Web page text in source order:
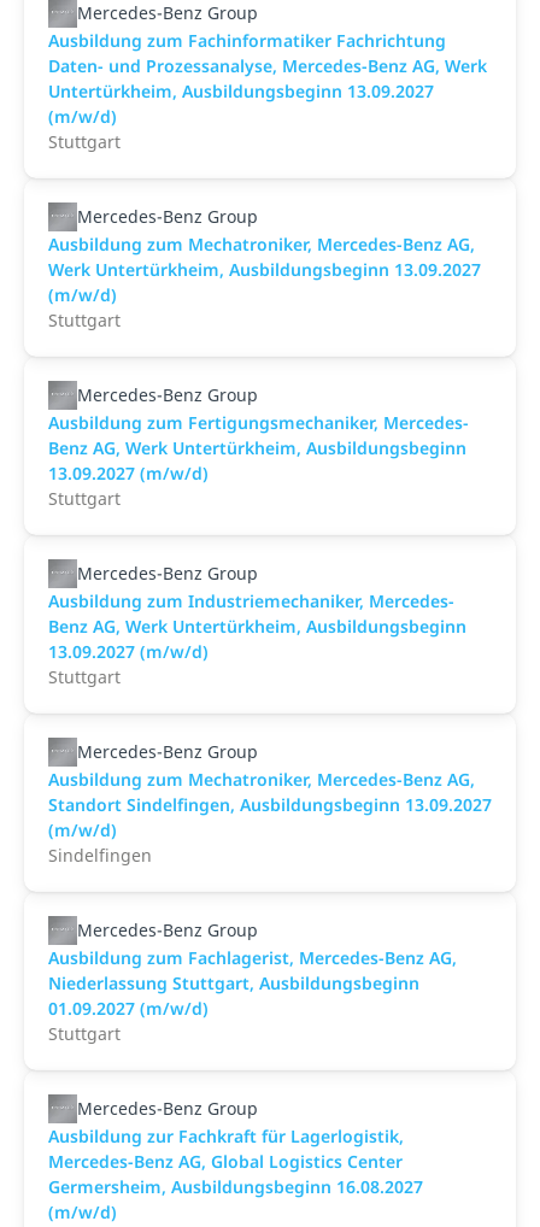
Mercedes-Benz Group
Ausbildung zum Fachinformatiker Fachrichtung
Daten- und Prozessanalyse, Mercedes-Benz AG, Werk
Untertürkheim, Ausbildungsbeginn 13.09.2027
(m/w/d)
Stuttgart
Mercedes-Benz Group
Ausbildung zum Mechatroniker, Mercedes-Benz AG,
Werk Untertürkheim, Ausbildungsbeginn 13.09.2027
(m/w/d)
Stuttgart
Mercedes-Benz Group
Ausbildung zum Fertigungsmechaniker, Mercedes-
Benz AG, Werk Untertürkheim, Ausbildungsbeginn
13.09.2027 (m/w/d)
Stuttgart
Mercedes-Benz Group
Ausbildung zum Industriemechaniker, Mercedes-
Benz AG, Werk Untertürkheim, Ausbildungsbeginn
13.09.2027 (m/w/d)
Stuttgart
Mercedes-Benz Group
Ausbildung zum Mechatroniker, Mercedes-Benz AG,
Standort Sindelfingen, Ausbildungsbeginn 13.09.2027
(m/w/d)
Sindelfingen
Mercedes-Benz Group
Ausbildung zum Fachlagerist, Mercedes-Benz AG,
Niederlassung Stuttgart, Ausbildungsbeginn
01.09.2027 (m/w/d)
Stuttgart
Mercedes-Benz Group
Ausbildung zur Fachkraft für Lagerlogistik,
Mercedes-Benz AG, Global Logistics Center
Germersheim, Ausbildungsbeginn 16.08.2027
(m/w/d)